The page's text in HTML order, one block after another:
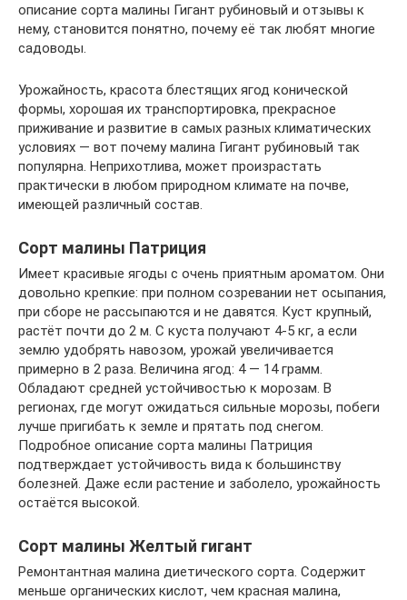
описание сорта малины Гигант рубиновый и отзывы к
нему, становится понятно, почему её так любят многие
садоводы.
Урожайность, красота блестящих ягод конической
формы, хорошая их транспортировка, прекрасное
приживание и развитие в самых разных климатических
условиях — вот почему малина Гигант рубиновый так
популярна. Неприхотлива, может произрастать
практически в любом природном климате на почве,
имеющей различный состав.
Сорт малины Патриция
Имеет красивые ягоды с очень приятным ароматом. Они
довольно крепкие: при полном созревании нет осыпания,
при сборе не рассыпаются и не давятся. Куст крупный,
растёт почти до 2 м. С куста получают 4-5 кг, а если
землю удобрять навозом, урожай увеличивается
примерно в 2 раза. Величина ягод: 4 — 14 грамм.
Обладают средней устойчивостью к морозам. В
регионах, где могут ожидаться сильные морозы, побеги
лучше пригибать к земле и прятать под снегом.
Подробное описание сорта малины Патриция
подтверждает устойчивость вида к большинству
болезней. Даже если растение и заболело, урожайность
остаётся высокой.
Сорт малины Желтый гигант
Ремонтантная малина диетического сорта. Содержит
меньше органических кислот, чем красная малина,